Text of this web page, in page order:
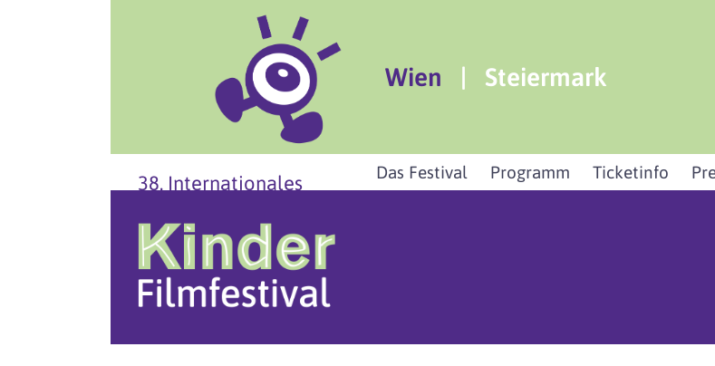
Wien | Steiermark
38. Internationales Das Festival Programm Ticketinfo